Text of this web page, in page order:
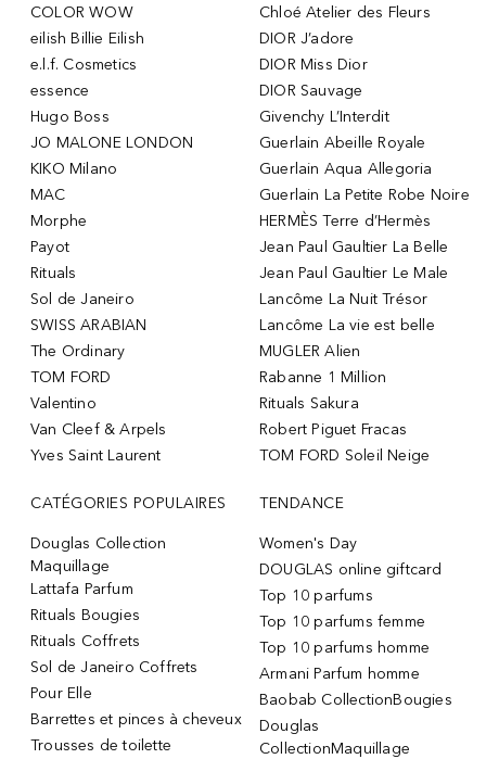
COLOR WOW
eilish Billie Eilish
e.l.f. Cosmetics
essence
Hugo Boss
JO MALONE LONDON
KIKO Milano
MAC
Morphe
Payot
Rituals
Sol de Janeiro
SWISS ARABIAN
The Ordinary
TOM FORD
Valentino
Van Cleef & Arpels
Yves Saint Laurent
Chloé Atelier des Fleurs
DIOR J’adore
DIOR Miss Dior
DIOR Sauvage
Givenchy L’Interdit
Guerlain Abeille Royale
Guerlain Aqua Allegoria
Guerlain La Petite Robe Noire
HERMÈS Terre d’Hermès
Jean Paul Gaultier La Belle
Jean Paul Gaultier Le Male
Lancôme La Nuit Trésor
Lancôme La vie est belle
MUGLER Alien
Rabanne 1 Million
Rituals Sakura
Robert Piguet Fracas
TOM FORD Soleil Neige
CATÉGORIES POPULAIRES
Douglas Collection
Maquillage
Lattafa Parfum
Rituals Bougies
Rituals Coffrets
Sol de Janeiro Coffrets
Pour Elle
Barrettes et pinces à cheveux
Trousses de toilette
TENDANCE
Women's Day
DOUGLAS online giftcard
Top 10 parfums
Top 10 parfums femme
Top 10 parfums homme
Armani Parfum homme
Baobab CollectionBougies
Douglas
CollectionMaquillage